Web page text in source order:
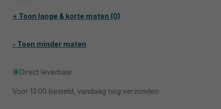
+ Toon lange & korte maten (0)
- Toon minder maten
Direct leverbaar
Voor 13:00 besteld, vandaag nog verzonden